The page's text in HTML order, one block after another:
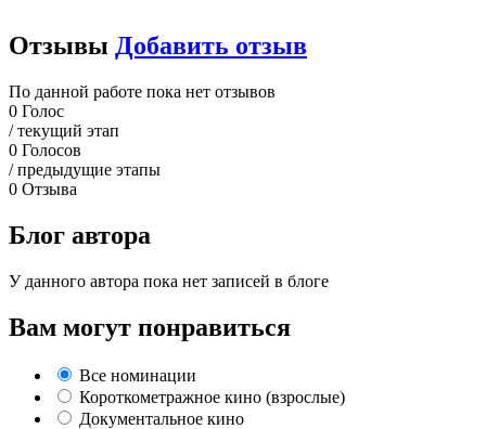
Отзывы Добавить отзыв
По данной работе пока нет отзывов
0 Голос
/ текущий этап
0 Голосов
/ предыдущие этапы
0 Отзыва
Блог автора
У данного автора пока нет записей в блоге
Вам могут понравиться
Все номинации
Короткометражное кино (взрослые)
Документальное кино